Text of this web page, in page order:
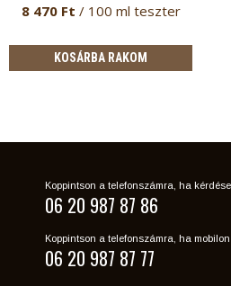
8 470 Ft / 100 ml teszter
KOSÁRBA RAKOM
Koppintson a telefonszámra, ha
06 20 987 87 86
Koppintson a telefonszámra, ha
06 20 987 87 77